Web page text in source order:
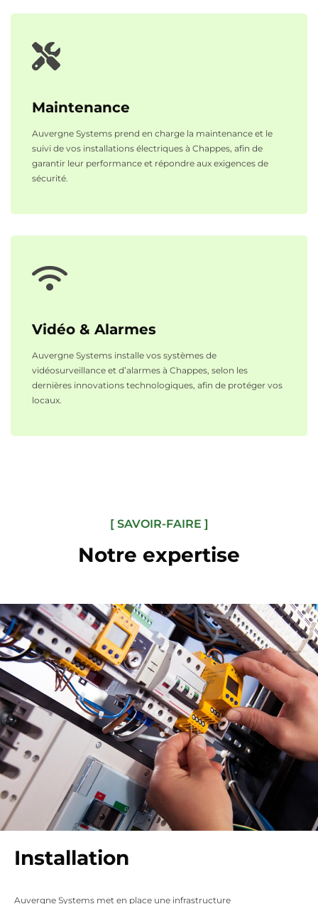
Maintenance
Auvergne Systems prend en charge la maintenance et le
suivi de vos installations électriques à Chappes, afin de
garantir leur performance et répondre aux exigences de
sécurité.
Vidéo & Alarmes
Auvergne Systems installe vos systèmes de
vidéosurveillance et d’alarmes à Chappes, selon les
dernières innovations technologiques, afin de protéger vos
locaux.
[ SAVOIR-FAIRE ]
Notre expertise
Installation
Auvergne Systems met en place une infrastructure